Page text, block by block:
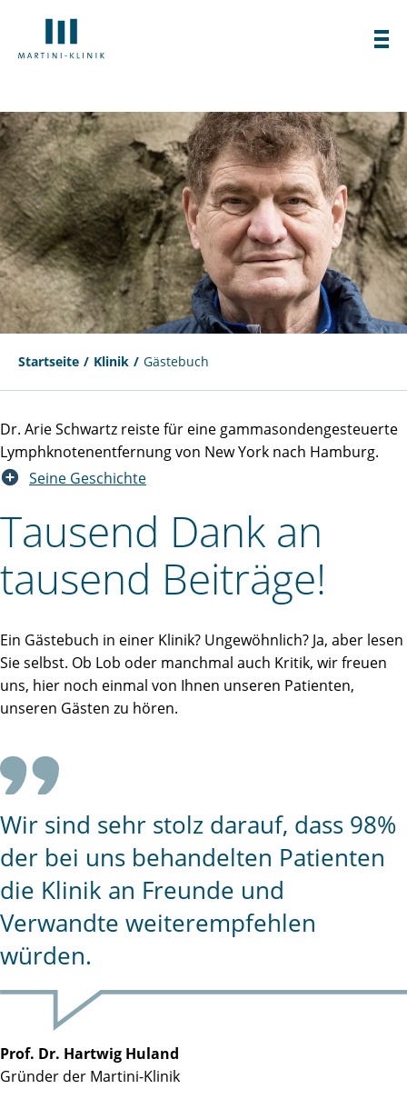
Startseite Klinik Gästebuch
Dr. Arie Schwartz reiste für eine gammasondengesteuerte
Lymphknotenentfernung von New York nach Hamburg.
Seine Geschichte
Tausend Dank an
tausend Beiträge!
Ein Gästebuch in einer Klinik? Ungewöhnlich? Ja, aber lesen
Sie selbst. Ob Lob oder manchmal auch Kritik, wir freuen
uns, hier noch einmal von Ihnen unseren Patienten,
unseren Gästen zu hören.
Wir sind sehr stolz darauf, dass 98%
der bei uns behandelten Patienten
die Klinik an Freunde und
Verwandte weiterempfehlen
würden.
Prof. Dr. Hartwig Huland
Gründer der Martini-Klinik